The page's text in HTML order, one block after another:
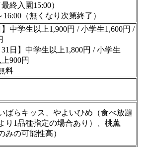
終入園15:00）
（無くなり次第終了）
】中学生以上1,900円 / 小学生1,600円 /
31日】中学生以上1,800円 / 小学生
900円
料
ばらキッス、やよいひめ（食べ放題
り1品種指定の場合あり）、桃薫
みの可能性高）